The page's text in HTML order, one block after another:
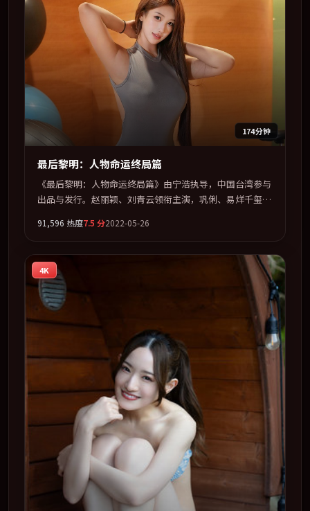
174分钟
最后黎明：人物命运终局篇
《最后黎明：人物命运终局篇》由宁浩执导，中国台湾参与
出品与发行。赵丽颖、刘青云领衔主演，巩俐、易烊千玺、
温度。全片以「喜剧」类型为骨架，在叙事、表演与视听上
相，2022 年度话题片中口碑稳健，适合喜欢强情节与人物
弧光的观众完整观看。
91,596 热度7.5 分2022-05-26
4K